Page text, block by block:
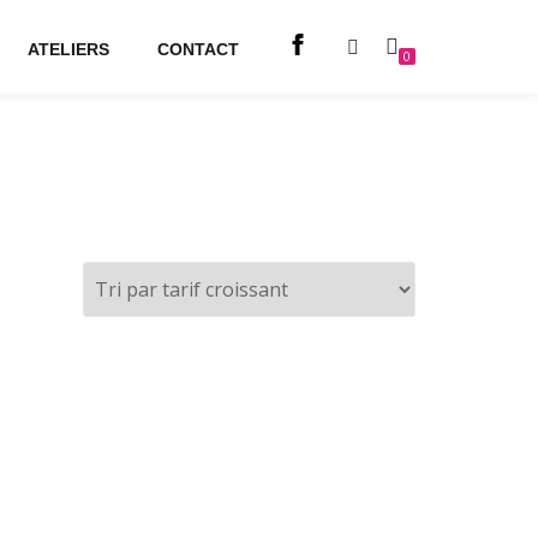
ATELIERS CONTACT 0